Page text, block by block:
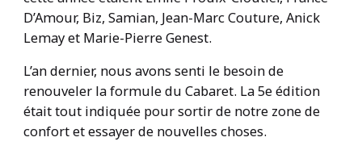
D’Amour, Biz, Samian, Jean-Marc Couture, Anick
Lemay et Marie-Pierre Genest.
L’an dernier, nous avons senti le besoin de
renouveler la formule du Cabaret. La 5e édition
était tout indiquée pour sortir de notre zone de
confort et essayer de nouvelles choses.